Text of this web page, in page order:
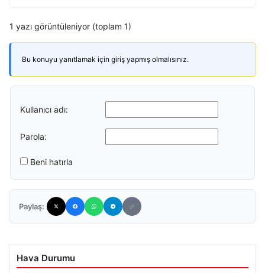
1 yazı görüntüleniyor (toplam 1)
Bu konuyu yanıtlamak için giriş yapmış olmalısınız.
Kullanıcı adı:
Parola:
Beni hatırla
Paylaş:
Hava Durumu